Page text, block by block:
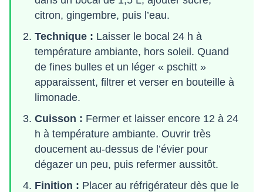
citron, gingembre, puis l’eau.
Technique : Laisser le bocal 24 h à
température ambiante, hors soleil. Quand
de fines bulles et un léger « pschitt »
apparaissent, filtrer et verser en bouteille à
limonade.
Cuisson : Fermer et laisser encore 12 à 24
h à température ambiante. Ouvrir très
doucement au-dessus de l’évier pour
dégazer un peu, puis refermer aussitôt.
Finition : Placer au réfrigérateur dès que le